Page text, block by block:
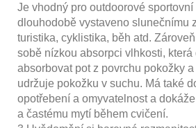
Je vhodný pro outdoorové
dlouhodobě vystaveno slunečnímu
turistika, cyklistika, běh atd.
sobě nízkou absorpci vlhkosti, která
absorbovat pot z povrchu pokožky
udržuje pokožku v suchu. Má také
opotřebení a omyvatelnost a
a častému mytí během cvičení.